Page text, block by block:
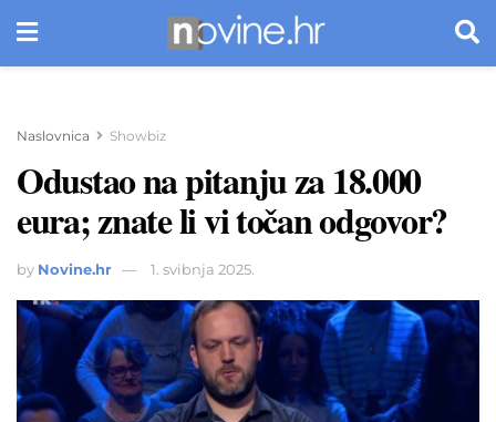
Naslovnica Showbiz
Odustao na pitanju za 18.000
eura; znate li vi točan odgovor?
by Novine.hr 1. svibnja 2025.